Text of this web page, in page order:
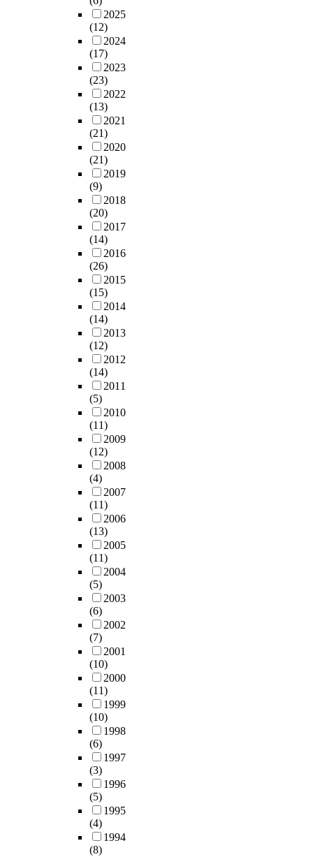
2025
(12)
2024
(17)
2023
(23)
2022
(13)
2021
(21)
2020
(21)
2019
(9)
2018
(20)
2017
(14)
2016
(26)
2015
(15)
2014
(14)
2013
(12)
2012
(14)
2011
(5)
2010
(11)
2009
(12)
2008
(4)
2007
(11)
2006
(13)
2005
(11)
2004
(5)
2003
(6)
2002
(7)
2001
(10)
2000
(11)
1999
(10)
1998
(6)
1997
(3)
1996
(5)
1995
(4)
1994
(8)